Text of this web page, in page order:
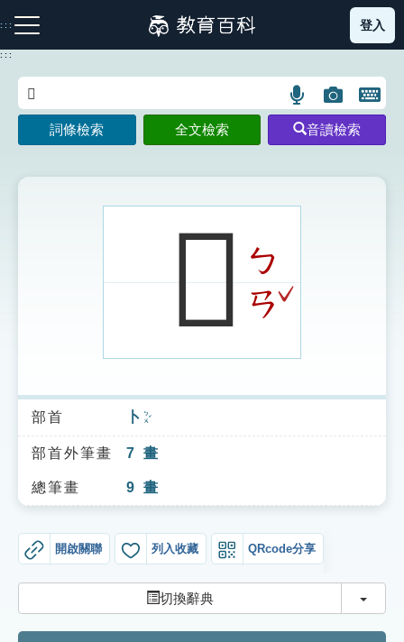
到
主
:::
注音索引圖示 筆畫索引圖示 部首索引表圖示
索引選單
知識索引
單字索引
登入
:::
語
言
搜
示
圖
片
搜
開
鍵
圖
詞條檢索 全文檢索 音讀檢索
𠧫ㄅ
ㄢ ˇ
部首 卜 ㄅㄨˇ
部首外筆畫 7 畫
總筆畫 9 畫
開啟關聯 列入收藏 QRcode分享
切換辭典 切換